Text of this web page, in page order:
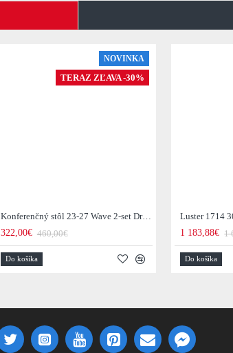
NOVINKA
TERAZ ZĽAVA -30%
Konferenčný stôl 23-27 Wave 2-set Drevo Mango
322,00€ 460,00€
Do košíka
Luster 1714
1 183,88€ 1
Do košíka